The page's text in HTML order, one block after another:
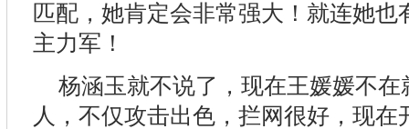
匹配，她肯定会非常强大！就连她
主力军！
杨涵玉就不说了，现在王媛媛不
人，不仅攻击出色，拦网很好，现在